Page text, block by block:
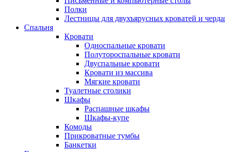
Полки
Лестницы для двухъярусных кроватей и
Спальня
Кровати
Односпальные кровати
Полутороспальные кровати
Двуспальные кровати
Кровати из массива
Мягкие кровати
Туалетные столики
Шкафы
Распашные шкафы
Шкафы-купе
Комоды
Прикроватные тумбы
Банкетки